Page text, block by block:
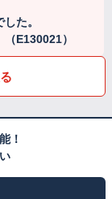
た。
E130021）
！